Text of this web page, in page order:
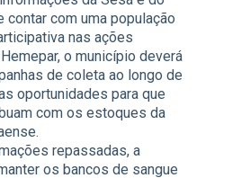
contar com uma população
nas ações
o município deverá
de coleta ao longo de
oportunidades para que
com os estoques da
repassadas, a
os bancos de sangue